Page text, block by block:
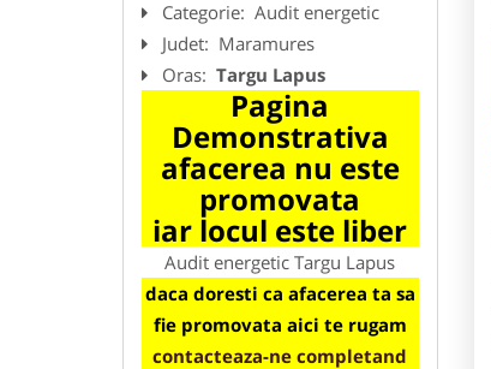
Categorie: Audit energetic
Judet: Maramures
Oras: Targu Lapus
Pagina
Demonstrativa
afacerea nu este
promovata
iar locul este liber
Audit energetic Targu Lapus
daca doresti ca afacerea ta sa
fie promovata aici te rugam
contacteaza-ne completand